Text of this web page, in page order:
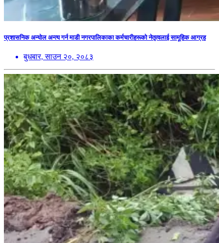
प्रशासनिक अन्योल अन्त्य गर्न माडी नगरपालिकाका कर्मचारीहरूको नेतृत्वलाई सामूहिक आग्रह
बुधबार, साउन २०, २०८३